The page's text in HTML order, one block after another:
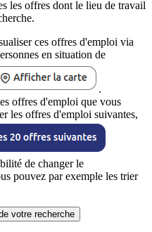
les offres dont le lieu de travail
ces offres d'emploi via
en situation de
.
offres d'emploi que vous
les offres d'emploi suivantes,
de changer le
pouvez par exemple les trier
votre recherche